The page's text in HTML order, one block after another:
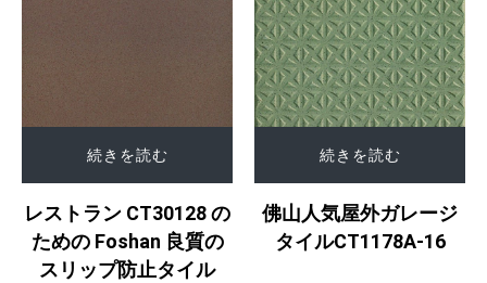
続きを読む
レストラン CT30128 の
ための Foshan 良質の
スリップ防止タイル
続きを読む
佛山人気屋外ガレージ
タイルCT1178A-16